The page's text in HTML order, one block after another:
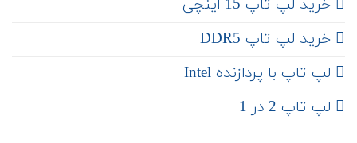
‌‌ خرید لپ تاپ 15 اینچی
خرید لپ تاپ DDR5
لپ تاپ با پردازنده Intel
لپ تاپ 2 در 1